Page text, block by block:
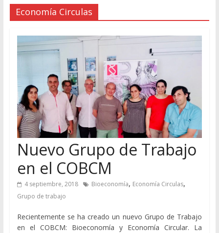
Economía Circulas
Nuevo Grupo de Trabajo
en el COBCM
4 septiembre, 2018 Bioeconomía, Economía Circulas,
Grupo de trabajo
Recientemente se ha creado un nuevo Grupo de Trabajo
en el COBCM: Bioeconomía y Economía Circular. La